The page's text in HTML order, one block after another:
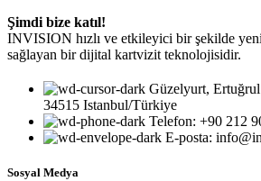
Şimdi bize katıl!
INVISION hızlı ve etkileyici bir şekilde yeni
sağlayan bir dijital kartvizit teknolojisidir.
Güzelyurt,
34515 Istanbul/Türkiye
Telefon: +90 212
E-posta:
Sosyal Medya